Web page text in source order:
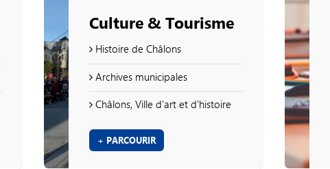
Culture & Tourisme
Histoire de Châlons
Archives municipales
Châlons, Ville d'art et d'histoire
+ PARCOURIR